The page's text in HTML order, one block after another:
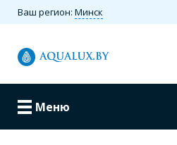
Ваш регион: Минск
Меню